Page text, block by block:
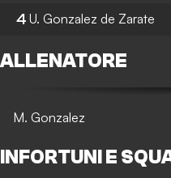
4 U. Gonzalez de Zarate
ALLENATORE
M. Gonzalez
INFORTUNI E